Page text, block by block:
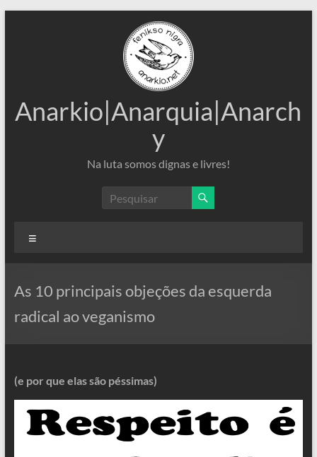
Anarkio|Anarquia|Anarch
y
Na luta somos dignas e livres!
As 10 principais objeções da esquerda
radical ao veganismo
(e por que elas são péssimas)